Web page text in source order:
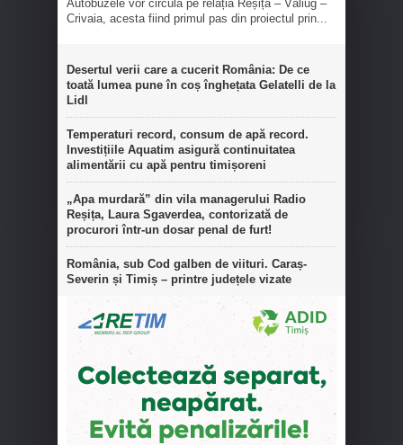
Autobuzele vor circula pe relația Reșița – Văliug –
Crivaia, acesta fiind primul pas din proiectul prin...
Desertul verii care a cucerit România: De ce
toată lumea pune în coș înghețata Gelatelli de la
Lidl
Temperaturi record, consum de apă record.
Investițiile Aquatim asigură continuitatea
alimentării cu apă pentru timișoreni
„Apa murdară” din vila managerului Radio
Reșița, Laura Sgaverdea, contorizată de
procurori într-un dosar penal de furt!
România, sub Cod galben de viituri. Caraș-
Severin și Timiș – printre județele vizate